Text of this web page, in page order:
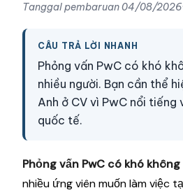
Tanggal pembaruan04/08/2026
CÂU TRẢ LỜI NHANH
Phỏng vấn PwC có khó
nhiều người. Bạn cần thể
Anh ở CV vì PwC nổi tiếng
quốc tế.
Phỏng vấn PwC có khó không
nhiều ứng viên muốn làm việc